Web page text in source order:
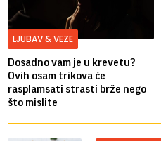
LJUBAV & VEZE
Dosadno vam je u krevetu?
Ovih osam trikova će
rasplamsati strasti brže nego
što mislite